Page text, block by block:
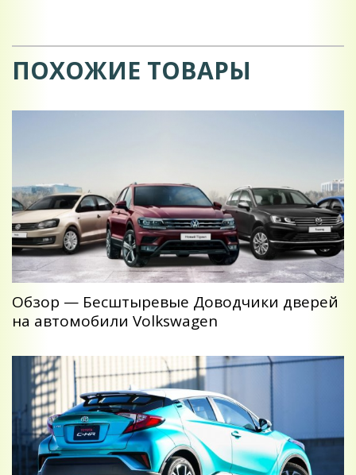
ПОХОЖИЕ ТОВАРЫ
Обзор — Беcштыревые Доводчики дверей
на автомобили Volkswagen